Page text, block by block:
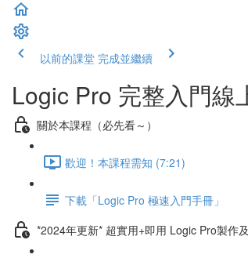
以前的課堂 完成並繼續
Logic Pro 完整入門線
關於本課程（必先看～）
歡迎！本課程需知 (7:21)
下載「Logic Pro 極速入門手冊」
*2024年更新* 超實用+即用 Logic Pro製作